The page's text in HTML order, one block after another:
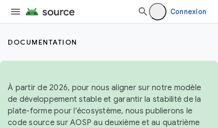
Connexion
DOCUMENTATION
À partir de 2026, pour nous aligner sur notre modèle
de développement stable et garantir la stabilité de la
plate-forme pour l'écosystème, nous publierons le
code source sur AOSP au deuxième et au quatrième